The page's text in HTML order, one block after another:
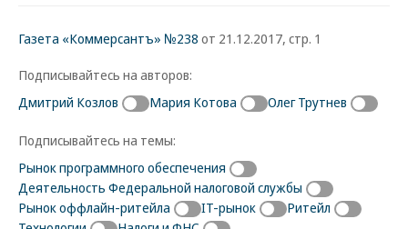
Газета «Коммерсантъ» №238 от 21.12.2017, стр. 1
Подписывайтесь на авторов:
Дмитрий Козлов
Мария Котова Олег Трутнев
Подписывайтесь на темы:
Рынок программного обеспечения
Деятельность Федеральной налоговой службы
Рынок оффлайн-ритейла
IT-рынок
Ритейл